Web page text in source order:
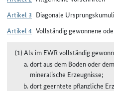
Artikel 3 Diagonale
Artikel 4 Vollständig gewonnene
(1) Als im EWR vollständig
dort aus dem Boden oder
mineralische Erzeugnisse;
dort geerntete pflanzliche